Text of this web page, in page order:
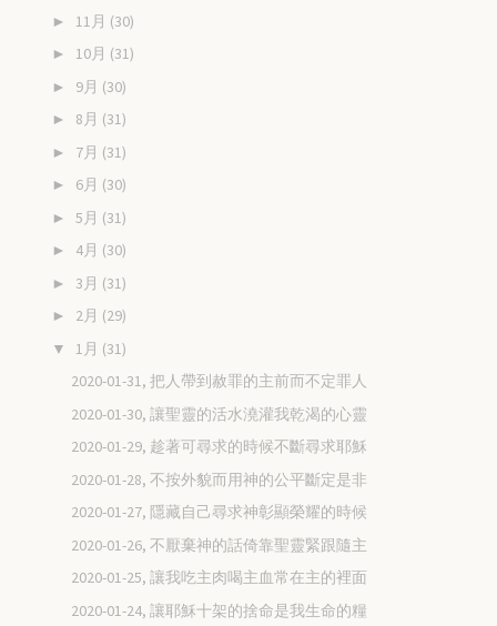
► 11月 (30)
► 10月 (31)
► 9月 (30)
► 8月 (31)
► 7月 (31)
► 6月 (30)
► 5月 (31)
► 4月 (30)
► 3月 (31)
► 2月 (29)
▼ 1月 (31)
2020-01-31, 把人帶到赦罪的主前而不定罪人
2020-01-30, 讓聖靈的活水澆灌我乾渴的心靈
2020-01-29, 趁著可尋求的時候不斷尋求耶穌
2020-01-28, 不按外貌而用神的公平斷定是非
2020-01-27, 隱藏自己尋求神彰顯榮耀的時候
2020-01-26, 不厭棄神的話倚靠聖靈緊跟隨主
2020-01-25, 讓我吃主肉喝主血常在主的裡面
2020-01-24, 讓耶穌十架的捨命是我生命的糧